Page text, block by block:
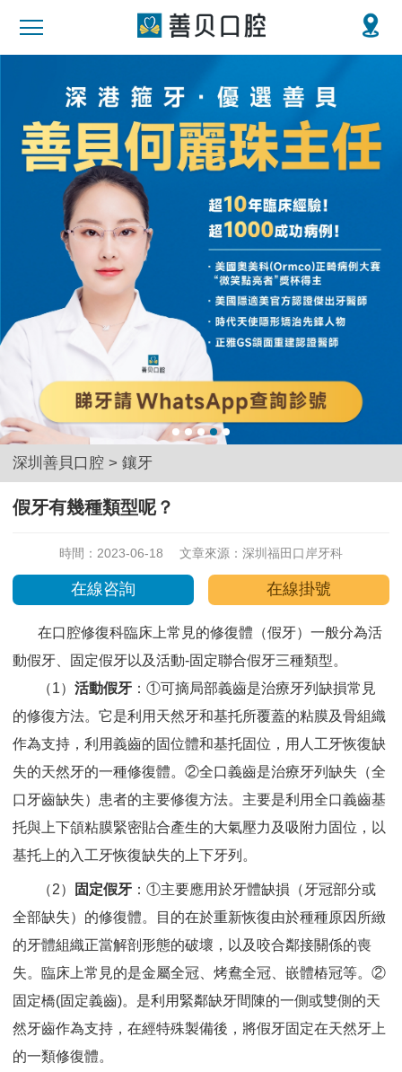
深圳善貝口腔 > 鑲牙
假牙有幾種類型呢？
時間：2023-06-18 文章來源： 深圳福田口岸牙科
在線咨詢 在線掛號
在口腔修復科臨床上常見的修復體（假牙）一般分為活
動假牙、固定假牙以及活動-固定聯合假牙三種類型。
（1） 活動假牙 ：①可摘局部義齒是治療牙列缺損常見
的修復方法。它是利用天然牙和基托所覆蓋的粘膜及骨組織
作為支持，利用義齒的固位體和基托固位，用人工牙恢復缺
失的天然牙的一種修復體。②全口義齒是治療牙列缺失（全
口牙齒缺失）患者的主要修復方法。主要是利用全口義齒基
托與上下頜粘膜緊密貼合產生的大氣壓力及吸附力固位，以
基托上的入工牙恢復缺失的上下牙列。
（2） 固定假牙 ：①主要應用於牙體缺損（牙冠部分或
全部缺失）的修復體。目的在於重新恢復由於種種原因所緻
的牙體組織正當解剖形態的破壞，以及咬合鄰接關係的喪
失。臨床上常見的是金屬全冠、烤鴦全冠、嵌體樁冠等。②
固定橋(固定義齒)。是利用緊鄰缺牙間陳的一側或雙側的天
然牙齒作為支持，在經特殊製備後，將假牙固定在天然牙上
的一類修復體。